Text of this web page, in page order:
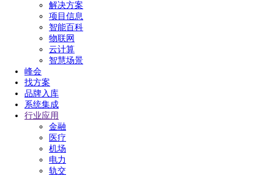
解决方案
项目信息
智能百科
物联网
云计算
智慧场景
峰会
找方案
品牌入库
系统集成
行业应用
金融
医疗
机场
电力
轨交